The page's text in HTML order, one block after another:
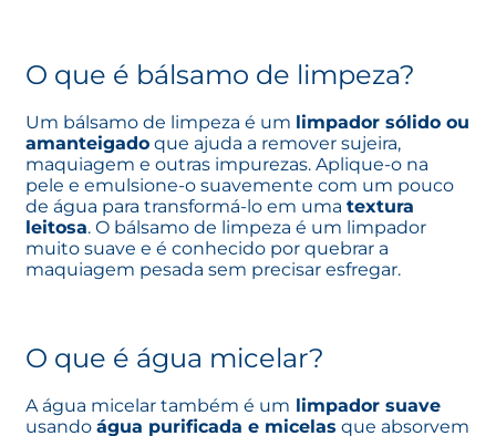
O que é bálsamo de limpeza?
Um bálsamo de limpeza é um limpador sólido ou
amanteigado que ajuda a remover sujeira,
maquiagem e outras impurezas. Aplique-o na
pele e emulsione-o suavemente com um pouco
de água para transformá-lo em uma textura
leitosa. O bálsamo de limpeza é um limpador
muito suave e é conhecido por quebrar a
maquiagem pesada sem precisar esfregar.
O que é água micelar?
A água micelar também é um limpador suave
usando água purificada e micelas que absorvem